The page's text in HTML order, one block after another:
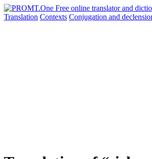
Translation Contexts Conjugation and